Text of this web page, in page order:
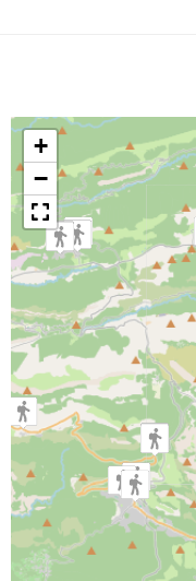
Trier par
Horodatage
+
−